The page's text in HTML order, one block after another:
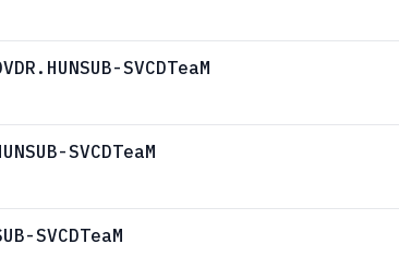
SVCDTeaM
SVCDTeaM
SVCDTeaM